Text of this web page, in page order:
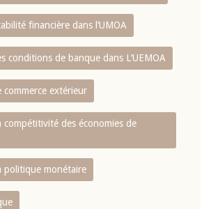
financière dans l‘UMOA
conditions de banque dans L‘UEMOA
commerce extérieur
compétitivité des économies de
politique monétaire